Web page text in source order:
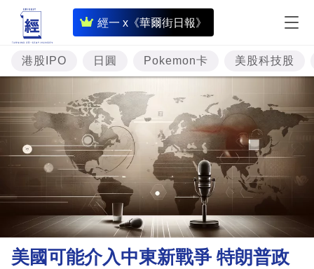
經一 x《華爾街日報》
即
時
財
經
專
題
投
資
樓
市
理
財
港股IPO 日圓 Pokemon卡 美股科技股
美國可能介入中東新戰爭 特朗普政